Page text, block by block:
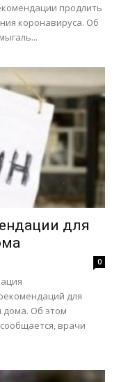
продлить
коронавируса. Об
для
0
для
дома. Об этом
врачи